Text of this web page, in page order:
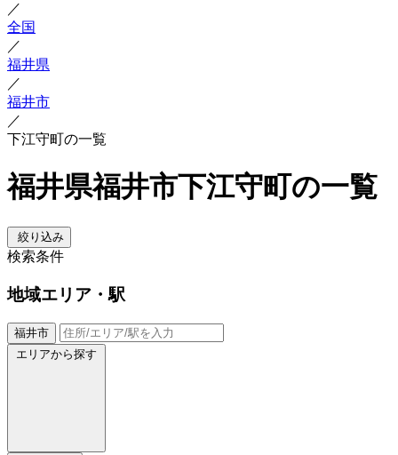
／
全国
／
福井県
／
福井市
／
下江守町の一覧
福井県福井市下江守町の一覧
絞り込み
検索条件
地域エリア・駅
福井市
エリアから探す